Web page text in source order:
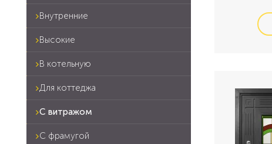
Внутренние
Высокие
В котельную
Для коттеджа
С витражом
С фрамугой